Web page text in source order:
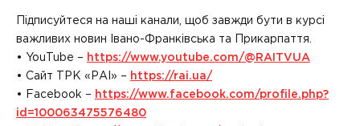
Підписуйтеся на наші канали, щоб завжди бути в курсі
важливих новин Івано-Франківська та Прикарпаття.
• YouTube – https://www.youtube.com/@RAITVUA
• Сайт ТРК «РАІ» – https://rai.ua/
• Facebook – https://www.facebook.com/profile.php?
id=100063475576480